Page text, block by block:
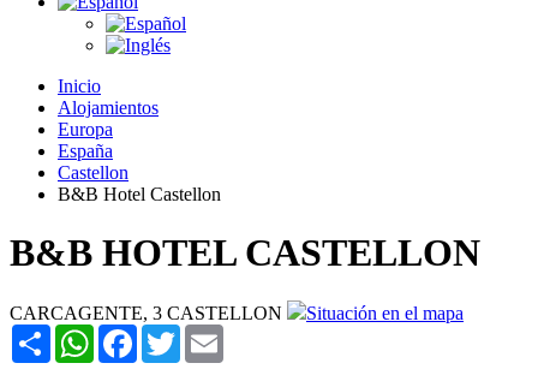
Inicio
Alojamientos
Europa
España
Castellon
B&B Hotel Castellon
B&B HOTEL CASTELLON
CARCAGENTE, 3 CASTELLON
Situación en el mapa
Share WhatsAppFacebook
Twitter